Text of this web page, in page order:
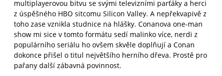
multiplayerovou bitvu se svými televizními parťáky a herci
z úspěšného HBO sitcomu Silicon Valley. A nepřekvapivě z
toho zase vznikla studnice na hlášky. Conanova one-man
show mi sice v tomto formátu sedí malinko více, nerdi z
populárního seriálu ho ovšem skvěle doplňují a Conan
dokonce přišel o titul největšího herního dřeva. Prostě pro
pařany další zábavná povinnost.